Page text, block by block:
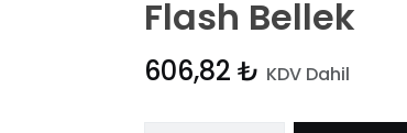
Flash Bellek
606,82 ₺ KDV Dahil